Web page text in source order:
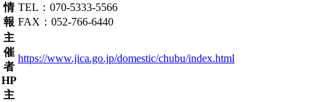
情
報
TEL：070-5333-5566
FAX：052-766-6440
主
催
者
HP
https://www.jica.go.jp/domestic/chubu/index.html
主